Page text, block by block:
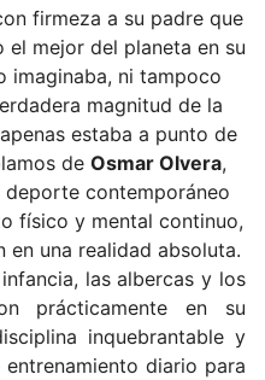
firmeza a su padre que
mejor del planeta en su
imaginaba, ni tampoco
magnitud de la
estaba a punto de
de Osmar Olvera,
contemporáneo
físico y mental continuo,
una realidad absoluta.
las albercas y los
prácticamente en su
inquebrantable y
diario para